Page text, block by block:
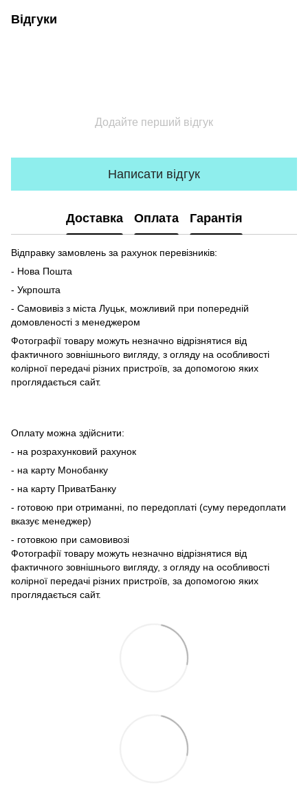
Відгуки
Додайте перший відгук
Написати відгук
Доставка Оплата Гарантія
Відправку замовлень за рахунок перевізників:
- Нова Пошта
- Укрпошта
- Самовивіз з міста Луцьк, можливий при попередній
домовленості з менеджером
Фотографії товару можуть незначно відрізнятися від
фактичного зовнішнього вигляду, з огляду на особливості
колірної передачі різних пристроїв, за допомогою яких
проглядається сайт.
Оплату можна здійснити:
- на розрахунковий рахунок
- на карту Монобанку
- на карту ПриватБанку
- готовою при отриманні, по передоплаті (суму передоплати
вказує менеджер)
- готовкою при самовивозі
Фотографії товару можуть незначно відрізнятися від
фактичного зовнішнього вигляду, з огляду на особливості
колірної передачі різних пристроїв, за допомогою яких
проглядається сайт.